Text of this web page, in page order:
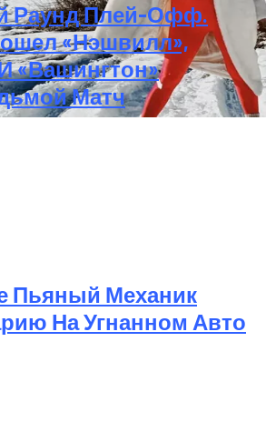
Раунд Плей-Офф.
«Нэшвилл»,
«Вашингтон»
Матч
Пьяный Механик
На Угнанном Авто